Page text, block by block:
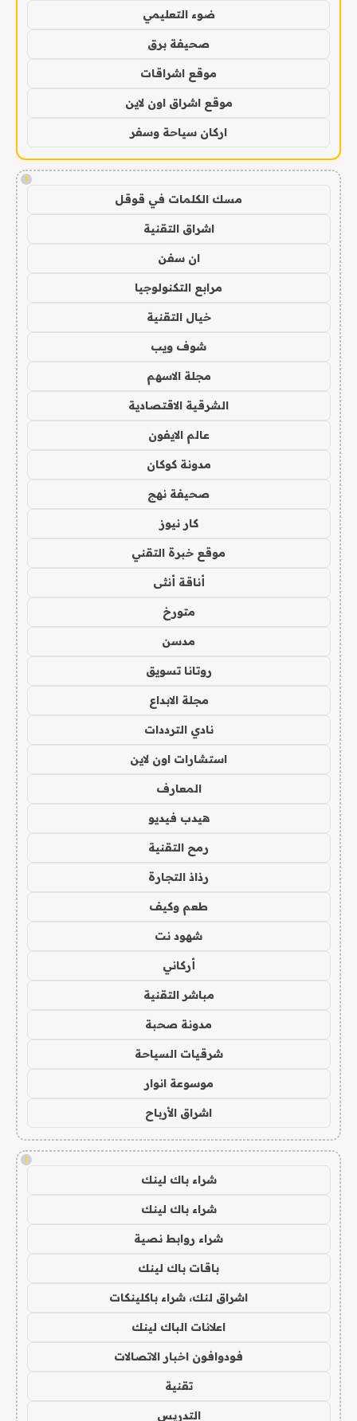
ضوء التعليمي
صحيفة برق
موقع اشراقات
موقع اشراق اون لاين
اركان سياحة وسفر
!
مسك الكلمات في قوقل
اشراق التقنية
ان سفن
مرابع التكنولوجيا
خيال التقنية
شوف ويب
مجلة الاسهم
الشرقية الاقتصادية
عالم الايفون
مدونة كوكان
صحيفة نهج
كار نيوز
موقع خبرة التقني
أناقة أنثى
متورخ
مدسن
روتانا تسويق
مجلة الابداع
نادي الترددات
استشارات اون لاين
المعارف
هيدب فيديو
رمح التقنية
رذاذ التجارة
طعم وكيف
شهود نت
أركاني
مباشر التقنية
مدونة صحبة
شرقيات السياحة
موسوعة انوار
اشراق الأرباح
!
شراء باك لينك
شراء باك لينك
شراء روابط نصية
باقات باك لينك
اشراق لنك، شراء باكلينكات
اعلانات الباك لينك
فودوافون اخبار الاتصالات
تقنية
التدريس